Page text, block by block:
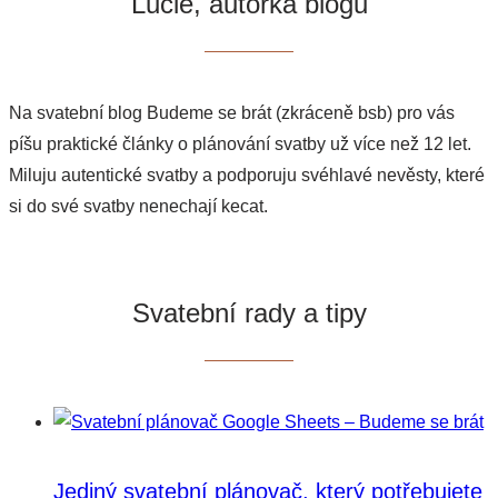
Na svatební blog Budeme se brát (zkráceně bsb) pro vás
píšu praktické články o plánování svatby už více než 12 let.
Miluju autentické svatby a podporuju svéhlavé nevěsty, které
si do své svatby nenechají kecat.
Svatební rady a tipy
Jediný svatební plánovač, který potřebujete